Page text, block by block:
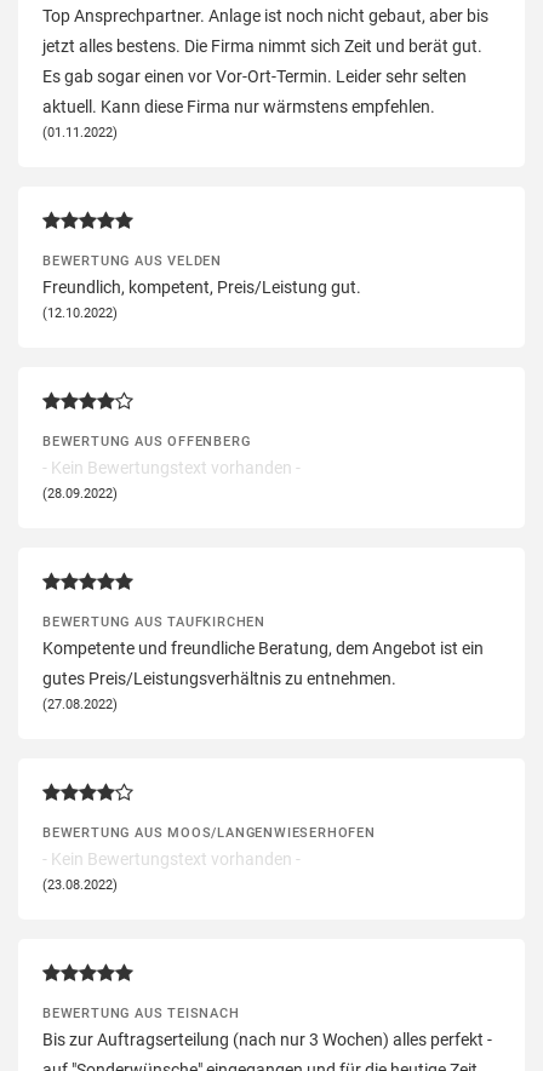
Top Ansprechpartner. Anlage ist noch nicht gebaut, aber bis
jetzt alles bestens. Die Firma nimmt sich Zeit und berät gut.
Es gab sogar einen vor Vor-Ort-Termin. Leider sehr selten
aktuell. Kann diese Firma nur wärmstens empfehlen.
(01.11.2022)
BEWERTUNG AUS VELDEN
Freundlich, kompetent, Preis/Leistung gut.
(12.10.2022)
BEWERTUNG AUS OFFENBERG
- Kein Bewertungstext vorhanden -
(28.09.2022)
BEWERTUNG AUS TAUFKIRCHEN
Kompetente und freundliche Beratung, dem Angebot ist ein
gutes Preis/Leistungsverhältnis zu entnehmen.
(27.08.2022)
BEWERTUNG AUS MOOS/LANGENWIESERHOFEN
- Kein Bewertungstext vorhanden -
(23.08.2022)
BEWERTUNG AUS TEISNACH
Bis zur Auftragserteilung (nach nur 3 Wochen) alles perfekt -